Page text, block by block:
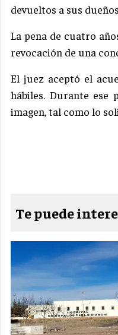
devueltos a sus
La pena de cuatro
revocación de una
El juez aceptó el
hábiles. Durante
imagen, tal como lo
Te puede